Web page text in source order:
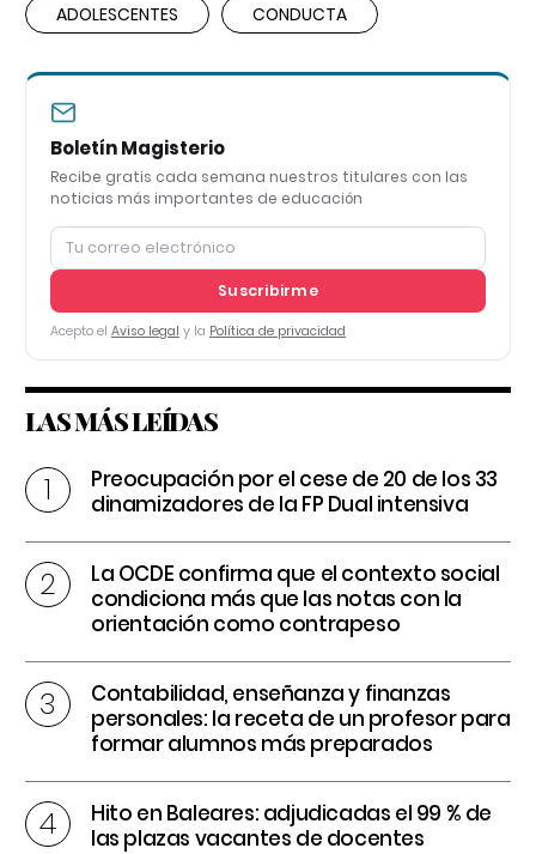
ADOLESCENTES CONDUCTA
Boletín Magisterio
Recibe gratis cada semana nuestros titulares con las
noticias más importantes de educación
Suscribirme
Acepto el Aviso legal y la Política de privacidad
LAS MÁS LEÍDAS
Preocupación por el cese de 20 de los 33
dinamizadores de la FP Dual intensiva
La OCDE confirma que el contexto social
condiciona más que las notas con la
orientación como contrapeso
Contabilidad, enseñanza y finanzas
personales: la receta de un profesor para
formar alumnos más preparados
Hito en Baleares: adjudicadas el 99 % de
las plazas vacantes de docentes